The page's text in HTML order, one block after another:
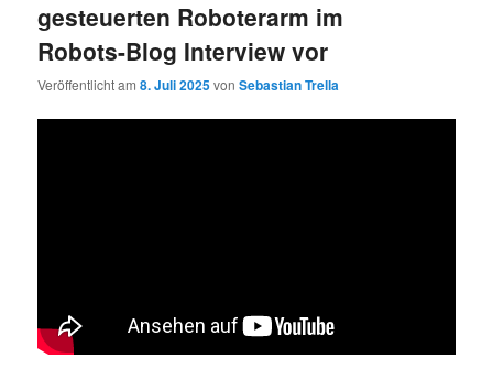
gesteuerten Roboterarm im
Robots-Blog Interview vor
Veröffentlicht am8. Juli 2025vonSebastian Trella